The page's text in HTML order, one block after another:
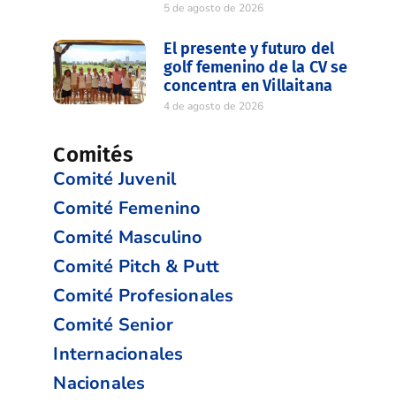
5 de agosto de 2026
El presente y futuro del
golf femenino de la CV se
concentra en Villaitana
4 de agosto de 2026
Comités
Comité Juvenil
Comité Femenino
Comité Masculino
Comité Pitch & Putt
Comité Profesionales
Comité Senior
Internacionales
Nacionales